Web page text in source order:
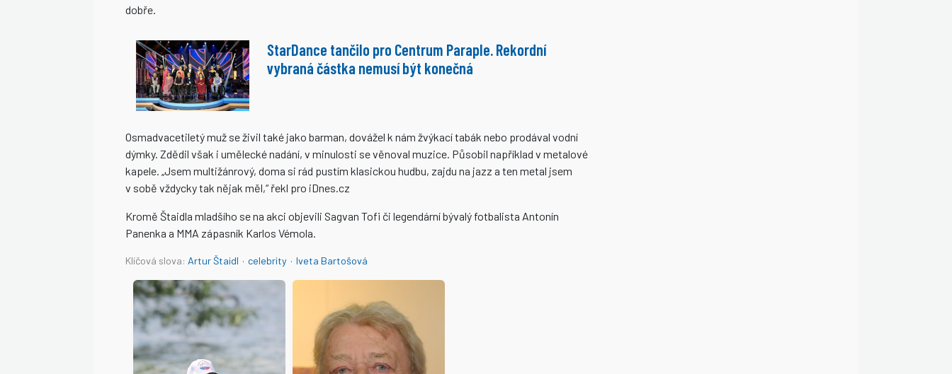
dobře.
StarDance tančilo pro Centrum Paraple. Rekordní
vybraná částka nemusí být konečná
Osmadvacetiletý muž se živil také jako barman, dovážel k nám žvýkací tabák nebo prodával vodní
dýmky. Zdědil však i umělecké nadání, v minulosti se věnoval muzice. Působil například v metalové
kapele. „Jsem multižánrový, doma si rád pustím klasickou hudbu, zajdu na jazz a ten metal jsem
v sobě vždycky tak nějak měl,“ řekl pro iDnes.cz
Kromě Štaidla mladšího se na akci objevili Sagvan Tofi či legendární bývalý fotbalista Antonín
Panenka a MMA zápasník Karlos Vémola.
Klíčová slova: Artur Štaidl · celebrity · Iveta Bartošová